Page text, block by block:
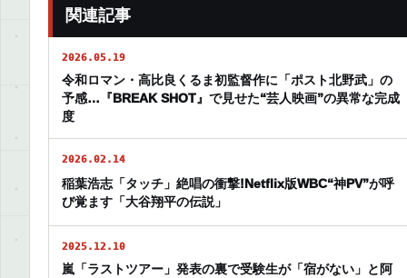
関連記事
2026.05.19
令和ロマン・高比良くるま初監督作に「ポスト北野武」の
予感…『BREAK SHOT』で見せた“芸人映画”の異常な完成
度
2026.02.14
稲葉浩志「タッチ」絶唱の衝撃!Netflix版WBC“神PV”が呼
び覚ます「大谷翔平の伝説」
2025.12.10
嵐「ラストツアー」発表の裏で受験生が「宿がない」と阿